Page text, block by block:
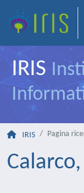
IRIS
IRIS Pagina